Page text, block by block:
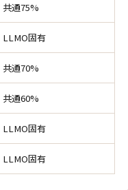
共通75%
LLMO固有
共通70%
共通60%
LLMO固有
LLMO固有